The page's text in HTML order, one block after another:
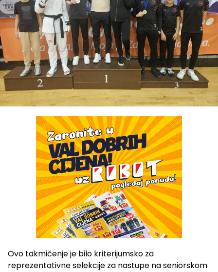
Ovo takmičenje je bilo kriterijumsko za
reprezentativne selekcije za nastupe na seniorskom